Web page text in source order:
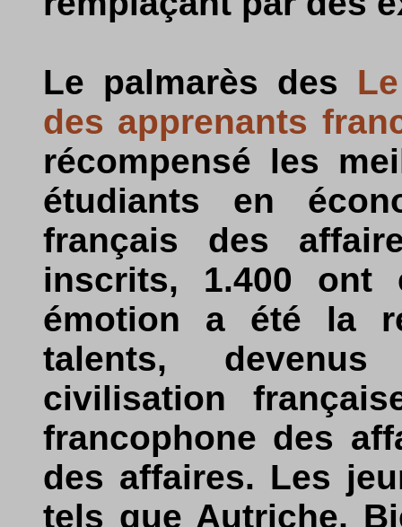
Le palmarès des
des apprenants
récompensé les
étudiants en
français des
inscrits, 1.400 ont
émotion a été la
talents,
civilisation
francophone des
des affaires. Les
tels que Autriche,